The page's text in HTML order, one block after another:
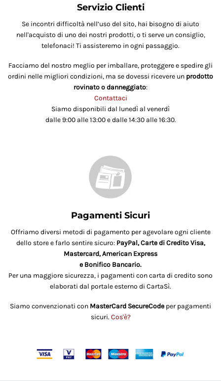
Servizio Clienti
Se incontri difficoltà nell’uso del sito, hai bisogno di aiuto
nell'acquisto di uno dei nostri prodotti, o ti serve un consiglio,
telefonaci! Ti assisteremo in ogni passaggio.
Facciamo del nostro meglio per imballare, proteggere e spedire gli
ordini nelle migliori condizioni, ma se dovessi ricevere un prodotto
rovinato o danneggiato:
Contattaci
Siamo disponibili dal lunedì al venerdì
dalle 9:00 alle 13:00 e dalle 14:30 alle 16:30.
Pagamenti Sicuri
Offriamo diversi metodi di pagamento per agevolare ogni cliente
dello store e farlo sentire sicuro: PayPal, Carte di Credito Visa,
Mastercard, American Express
e Bonifico Bancario.
Per una maggiore sicurezza, i pagamenti con carta di credito sono
elaborati dal portale esterno di CartaSì.
Siamo convenzionati con MasterCard SecureCode per pagamenti
sicuri. Cos'è?